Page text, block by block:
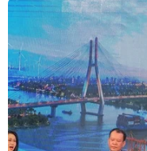
tương ứng giá trị
có 67 mã tăng giá,
giảm giá./.